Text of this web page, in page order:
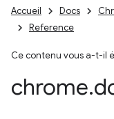
Accueil Docs
Reference
Ce contenu vous a-t-il
chrome.